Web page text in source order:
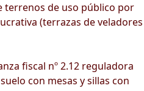
terrenos de uso público por
(terrazas de veladores
fiscal nº 2.12 reguladora
con mesas y sillas con